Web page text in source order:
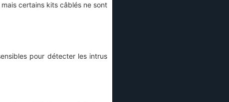
certains kits câblés ne sont
pour détecter les intrus